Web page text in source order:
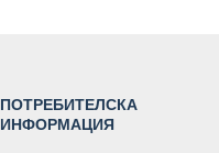
ПОТРЕБИТЕЛСКА
ИНФОРМАЦИЯ